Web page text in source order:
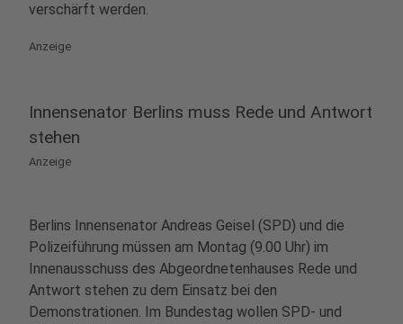
verschärft werden.
Anzeige
Innensenator Berlins muss Rede und Antwort
stehen
Anzeige
Berlins Innensenator Andreas Geisel (SPD) und die
Polizeiführung müssen am Montag (9.00 Uhr) im
Innenausschuss des Abgeordnetenhauses Rede und
Antwort stehen zu dem Einsatz bei den
Demonstrationen. Im Bundestag wollen SPD- und